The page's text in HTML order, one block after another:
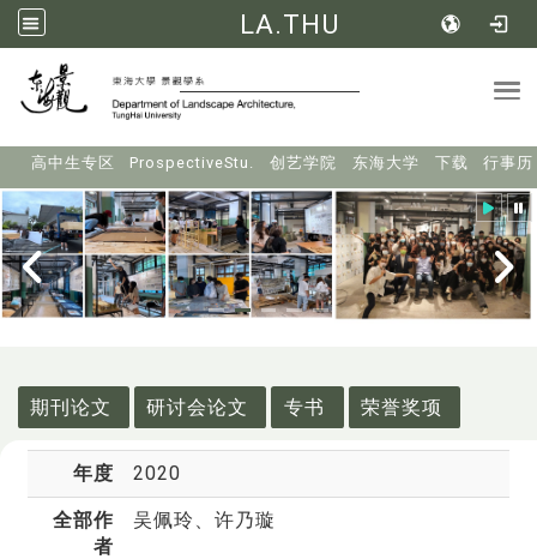
LA.THU
高中生专区 ProspectiveStu. 创艺学院 东海大学 下载 行事历
期刊论文
研讨会论文 专书 荣誉奖项
年度 2020
全部作
者
吴佩玲 、许乃璇